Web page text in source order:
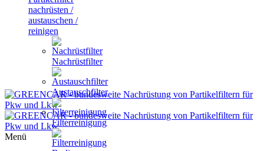
nachrüsten /
austauschen /
reinigen
Nachrüstfilter
Austauschfilter
Filterreinigung
Menü